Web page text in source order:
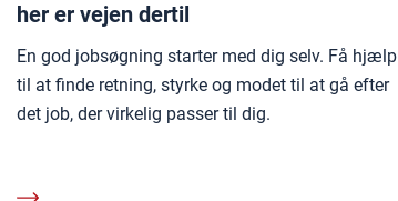
her er vejen dertil
En god jobsøgning starter med dig selv. Få hjælp
til at finde retning, styrke og modet til at gå efter
det job, der virkelig passer til dig.